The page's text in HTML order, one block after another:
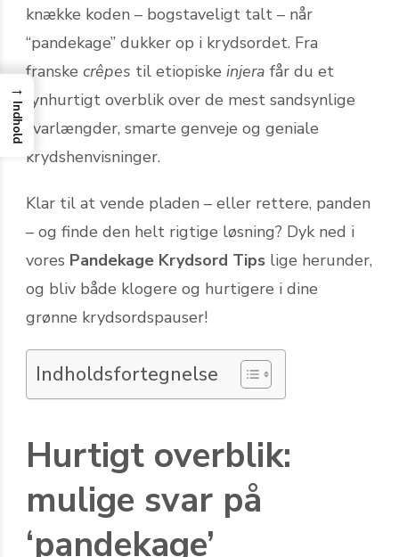
knække koden – bogstaveligt talt – når
“pandekage” dukker op i krydsordet. Fra
franske crêpes til etiopiske injera får du et
lynhurtigt overblik over de mest sandsynlige
svarlængder, smarte genveje og geniale
krydshenvisninger.
Klar til at vende pladen – eller rettere, panden
– og finde den helt rigtige løsning? Dyk ned i
vores Pandekage Krydsord Tips lige herunder,
og bliv både klogere og hurtigere i dine
grønne krydsords­pauser!
Indholdsfortegnelse
Hurtigt overblik:
mulige svar på
‘pandekage’
→
Indhold